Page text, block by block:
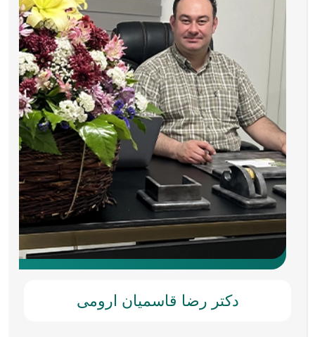
دکتر رضا قاسمیان ارومی